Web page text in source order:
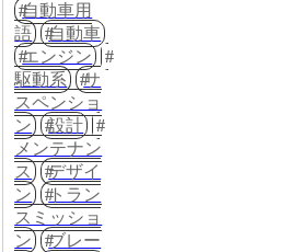
自動車用
語
自動車
エンジン
駆動系
サ
スペンショ
ン
設計
メンテナン
ス
デザイ
ン
トラン
スミッショ
ン
ブレー